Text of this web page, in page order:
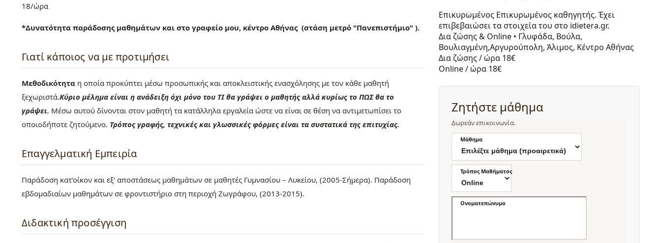
18/ώρα
*Δυνατότητα παράδοσης μαθημάτων και στο γραφείο μου, κέντρο Αθήνας (στάση μετρό "Πανεπιστήμιο" ).
Γιατί κάποιος να με προτιμήσει
Μεθοδικότητα η οποία προκύπτει μέσω προσωπικής και αποκλειστικής ενασχόλησης με τον κάθε μαθητή
ξεχωριστά.Κύριο μέλημα είναι η ανάδειξη όχι μόνο του ΤΙ θα γράψει ο μαθητής αλλά κυρίως το ΠΩΣ θα το
γράψει. Μέσω αυτού δίνονται στον μαθητή τα κατάλληλα εργαλεία ώστε να είναι σε θέση να αντιμετωπίσει το
οποιοδήποτε ζητούμενο. Τρόπος γραφής, τεχνικές και γλωσσικές φόρμες είναι τα συστατικά της επιτυχίας.
Επαγγελματική Εμπειρία
Παράδοση κατ’οίκον και εξ' αποστάσεως μαθημάτων σε μαθητές Γυμνασίου – Λυκείου, (2005-Σήμερα). Παράδοση
εβδομαδιαίων μαθημάτων σε φροντιστήριο στη περιοχή Ζωγράφου, (2013-2015).
Διδακτική προσέγγιση
Επικυρωμένος Επικυρωμένος καθηγητής. Έχει
επιβεβαιώσει τα στοιχεία του στο idietera.gr.
Δια ζώσης & Online • Γλυφάδα, Βούλα,
Βουλιαγμένη,Αργυρούπολη, Άλιμος, Κέντρο Αθήνας
Δια ζώσης / ώρα 18€
Online / ώρα 18€
Ζητήστε μάθημα
Δωρεάν επικοινωνία.
Μάθημα
Τρόπος Μαθήματος
Ονοματεπώνυμο